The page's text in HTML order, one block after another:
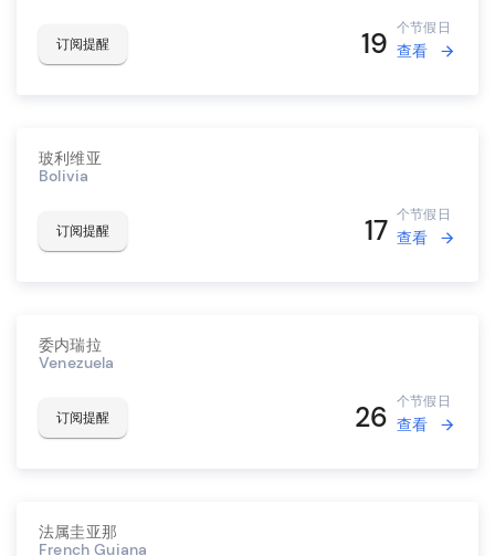
订阅提醒 19 个节假日
查看
玻利维亚
Bolivia
订阅提醒 17 个节假日
查看
委内瑞拉
Venezuela
订阅提醒 26 个节假日
查看
法属圭亚那
French Guiana